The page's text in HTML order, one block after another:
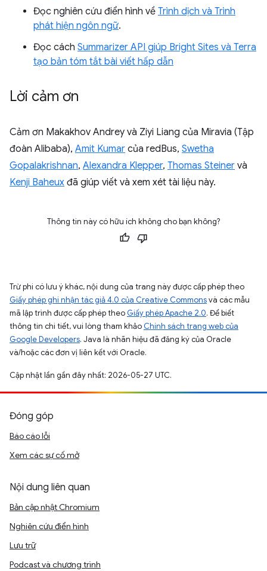
Đọc nghiên cứu điển hình về Trình dịch và Trình
phát hiện ngôn ngữ.
Đọc cách Summarizer API giúp Bright Sites và Terra
tạo bản tóm tắt bài viết hấp dẫn
Lời cảm ơn
Cảm ơn Makakhov Andrey và Ziyi Liang của Miravia (Tập
đoàn Alibaba), Amit Kumar của redBus, Swetha
Gopalakrishnan, Alexandra Klepper, Thomas Steiner và
Kenji Baheux đã giúp viết và xem xét tài liệu này.
Thông tin này có hữu ích không cho bạn không?
Trừ phi có lưu ý khác, nội dung của trang này được cấp phép theo
Giấy phép ghi nhận tác giả 4.0 của Creative Commonsvà các mẫu
mã lập trình được cấp phép theo Giấy phép Apache 2.0. Để biết
thông tin chi tiết, vui lòng tham khảo Chính sách trang web của
Google Developers. Java là nhãn hiệu đã đăng ký của Oracle
và/hoặc các đơn vị liên kết với Oracle.
Cập nhật lần gần đây nhất: 2026-05-27 UTC.
Đóng góp
Báo cáo lỗi
Xem các sự cố mở
Nội dung liên quan
Bản cập nhật Chromium
Nghiên cứu điển hình
Lưu trữ
Podcast và chương trình